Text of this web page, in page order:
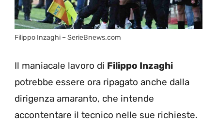
Filippo Inzaghi – SerieBnews.com
Il maniacale lavoro di Filippo Inzaghi
potrebbe essere ora ripagato anche dalla
dirigenza amaranto, che intende
accontentare il tecnico nelle sue richieste.